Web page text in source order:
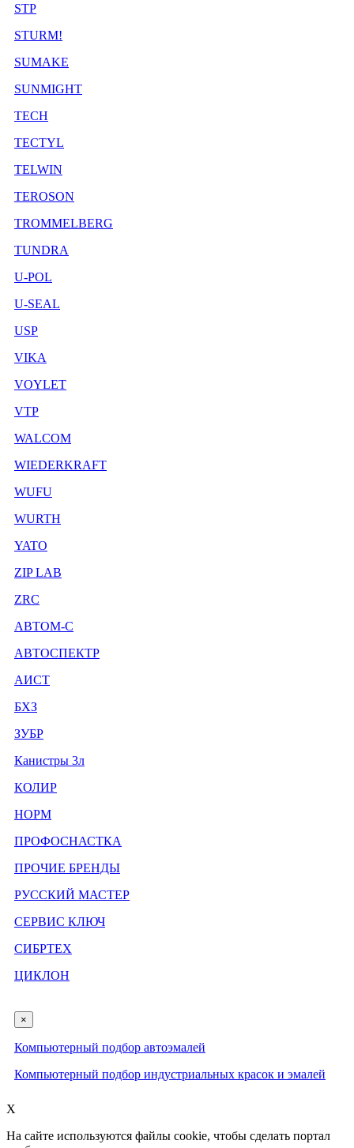
STP
STURM!
SUMAKE
SUNMIGHT
TECH
TECTYL
TELWIN
TEROSON
TROMMELBERG
TUNDRA
U-POL
U-SEAL
USP
VIKA
VOYLET
VTP
WALCOM
WIEDERKRAFT
WUFU
WURTH
YATO
ZIP LAB
ZRC
АВТОМ-С
АВТОСПЕКТР
АИСТ
БХЗ
ЗУБР
Канистры 3л
КОЛИР
НОРМ
ПРОФОСНАСТКА
ПРОЧИЕ БРЕНДЫ
РУССКИЙ МАСТЕР
СЕРВИС КЛЮЧ
СИБРТЕХ
ЦИКЛОН
×
Компьютерный подбор автоэмалей
Компьютерный подбор индустриальных красок и эмалей
X
На сайте используются файлы cookie, чтобы сделать портал